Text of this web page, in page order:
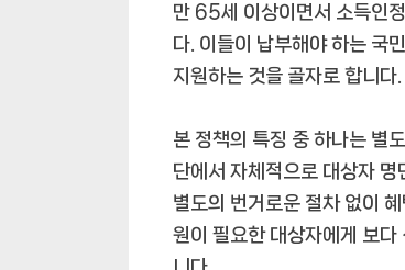
만 65세 이상이면서 소득인
다. 이들이 납부해야 하는 국
지원하는 것을 골자로 합니다.
본 정책의 특징 중 하나는 별
단에서 자체적으로 대상자 명
별도의 번거로운 절차 없이
원이 필요한 대상자에게 보